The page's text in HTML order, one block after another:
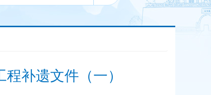
补遗文件（一）